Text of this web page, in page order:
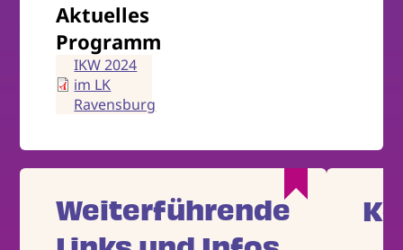
Aktuelles
Programm
IKW 2024
im LK
Ravensburg
Weiterführende